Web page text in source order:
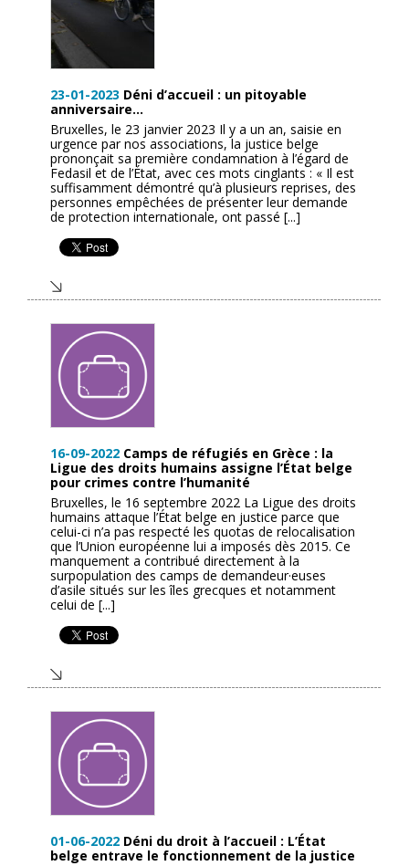
23-01-2023 Déni d’accueil : un pitoyable
anniversaire…
Bruxelles, le 23 janvier 2023 Il y a un an, saisie en
urgence par nos associations, la justice belge
prononçait sa première condamnation à l’égard de
Fedasil et de l’État, avec ces mots cinglants : « Il est
suffisamment démontré qu’à plusieurs reprises, des
personnes empêchées de présenter leur demande
de protection internationale, ont passé [...]
16-09-2022 Camps de réfugiés en Grèce : la
Ligue des droits humains assigne l’État belge
pour crimes contre l’humanité
Bruxelles, le 16 septembre 2022 La Ligue des droits
humains attaque l’État belge en justice parce que
celui-ci n’a pas respecté les quotas de relocalisation
que l’Union européenne lui a imposés dès 2015. Ce
manquement a contribué directement à la
surpopulation des camps de demandeur·euses
d’asile situés sur les îles grecques et notamment
celui de [...]
01-06-2022 Déni du droit à l’accueil : L’État
belge entrave le fonctionnement de la justice